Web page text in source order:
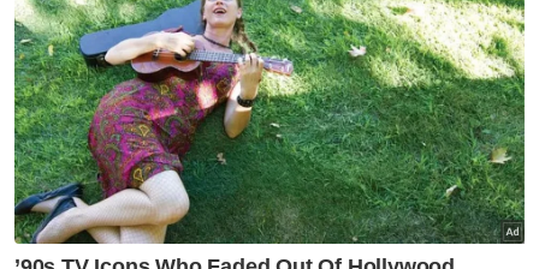
untuk setiap satu,” katanya.